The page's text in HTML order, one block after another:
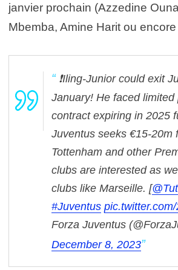
janvier prochain (Azzedine
Mbemba, Amine Harit ou
❗Iling-Junior could exit
January! He faced limited
contract expiring in 2025
Juventus seeks €15-20m
Tottenham and other
clubs are interested as
clubs like Marseille. [
#Juventus
Forza Juventus
December 8, 2023